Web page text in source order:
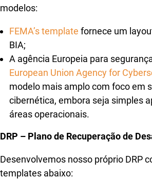
modelos:
FEMA’s template fornece um
BIA;
A agência Europeia para
European Union Agency for
modelo mais amplo com foco em
cibernética, embora seja simples
áreas operacionais.
DRP – Plano de Recuperação de
Desenvolvemos nosso próprio DRP
templates abaixo: